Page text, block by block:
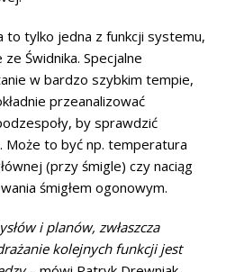
to tylko jedna z funkcji systemu,
Świdnika. Specjalne
w bardzo szybkim tempie,
przeanalizować
by sprawdzić
Może to być np. temperatura
(przy śmigle) czy naciąg
śmigłem ogonowym.
i planów, zwłaszcza
kolejnych funkcji jest